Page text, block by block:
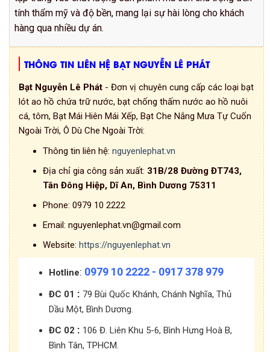
tính thẩm mỹ và độ bền, mang lại sự hài lòng cho khách
hàng qua nhiều dự án.
THÔNG TIN LIÊN HỆ BẠT NGUYỄN LÊ PHÁT
Bạt Nguyễn Lê Phát - Đơn vị chuyên cung cấp các loại bạt
lót ao hồ chứa trữ nước, bạt chống thấm nước ao hồ nuôi
cá, tôm, Bạt Mái Hiên Mái Xếp, Bạt Che Nắng Mưa Tự Cuốn
Ngoài Trời, Ô Dù Che Ngoài Trời:
Thông tin liên hệ: nguyenlephat.vn
Địa chỉ gia công sản xuất: 31B/28 Đường ĐT743,
Tân Đông Hiệp, Dĩ An, Bình Dương 75311
Phone: 0979 10 2222
Email: nguyenlephat.vn@gmail.com
Website: https://nguyenlephat.vn
Hotline: 0979 10 2222 - 0917 378 979
ĐC 01 : 79 Bùi Quốc Khánh, Chánh Nghĩa, Thủ
Dầu Một, Bình Dương.
ĐC 02 : 106 Đ. Liên Khu 5-6, Bình Hưng Hoà B,
Bình Tân, TPHCM.